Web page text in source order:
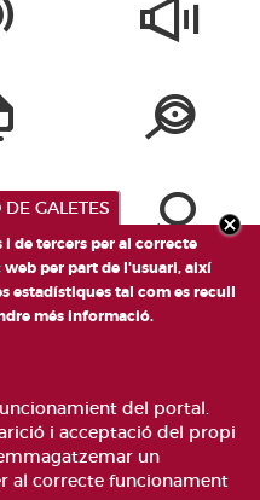
GALETES
de tercers per al correcte
per part de l'usuari, així
estadístiques tal com es recull
més informació.
del portal.
i acceptació del propi
un
al correcte funcionament